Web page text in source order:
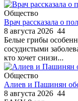
Общество
Врач рассказала о
8 августа 2026 44
Белые грибы
сосудистыми
кто хочет снизи...
Общество
Алиев и Пашинян
8 августа 2026 44